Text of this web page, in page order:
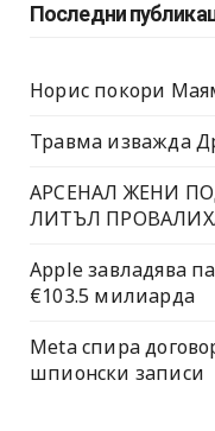
Последни
Норис покори
Травма изважда
АРСЕНАЛ ЖЕНИ
ЛИТЪЛ
Apple завладява
€103.5 милиарда
Meta спира
шпионски записи